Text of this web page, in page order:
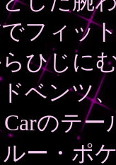
フィッ
ひじに
ベンツ
Carのテ
ルー・ポ